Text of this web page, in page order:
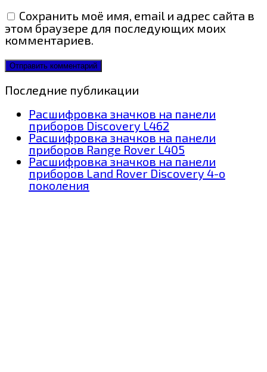
Сохранить моё имя, email и адрес сайта в
этом браузере для последующих моих
комментариев.
Последние публикации
Расшифровка значков на панели
приборов Discovery L462
Расшифровка значков на панели
приборов Range Rover L405
Расшифровка значков на панели
приборов Land Rover Discovery 4-о
поколения